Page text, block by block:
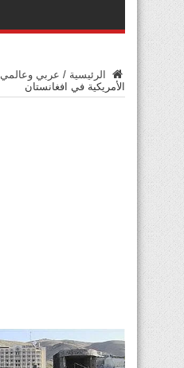
الرئيسية / عربي وعالمي
الأمريكية في افغانستان